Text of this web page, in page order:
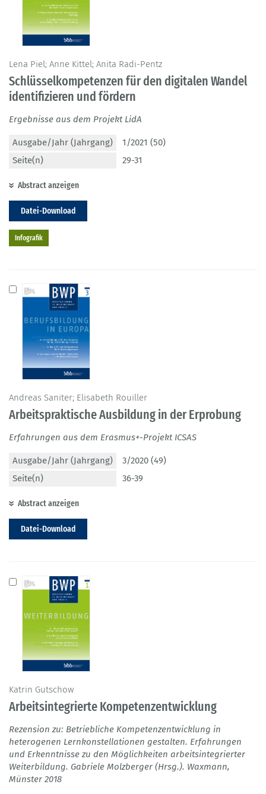
Lena Piel; Anne Kittel; Anita Radi-Pentz
Schlüsselkompetenzen für den digitalen Wandel
identifizieren und fördern
Ergebnisse aus dem Projekt LidA
Ausgabe/Jahr (Jahrgang)
1/2021 (50)
Seite(n)
29-31
Abstract anzeigen
Datei-Download
Infografik
Andreas Saniter; Elisabeth Rouiller
Arbeitspraktische Ausbildung in der Erprobung
Erfahrungen aus dem Erasmus+-Projekt ICSAS
Ausgabe/Jahr (Jahrgang)
3/2020 (49)
Seite(n)
36-39
Abstract anzeigen
Datei-Download
Katrin Gutschow
Arbeitsintegrierte Kompetenzentwicklung
Rezension zu: Betriebliche Kompetenzentwicklung in
heterogenen Lernkonstellationen gestalten. Erfahrungen
und Erkenntnisse zu den Möglichkeiten arbeitsintegrierter
Weiterbildung. Gabriele Molzberger (Hrsg.). Waxmann,
Münster 2018